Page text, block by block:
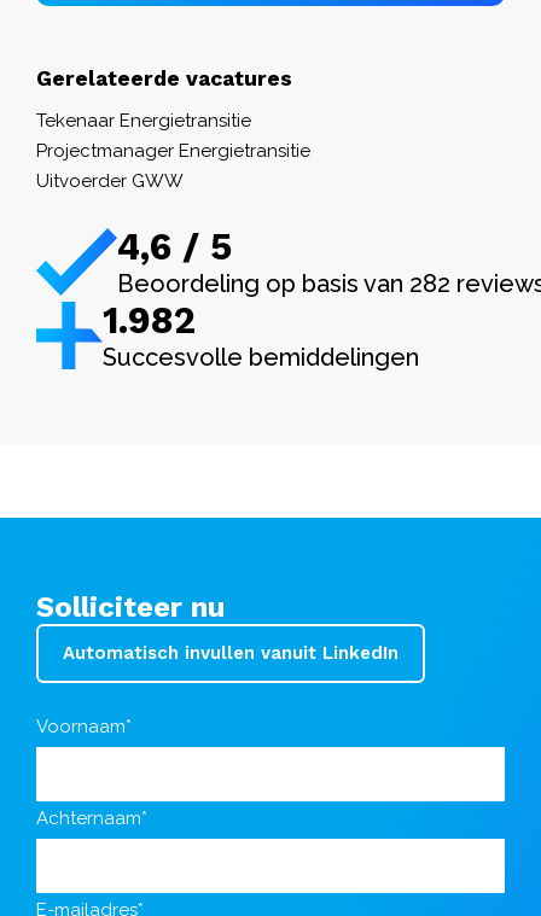
Gerelateerde vacatures
Tekenaar Energietransitie
Projectmanager Energietransitie
Uitvoerder GWW
4,6 / 5
Beoordeling op basis van 282
1.982
Succesvolle bemiddelingen
Solliciteer nu
Automatisch invullen vanuit LinkedIn
Voornaam*
Achternaam*
E-mailadres*